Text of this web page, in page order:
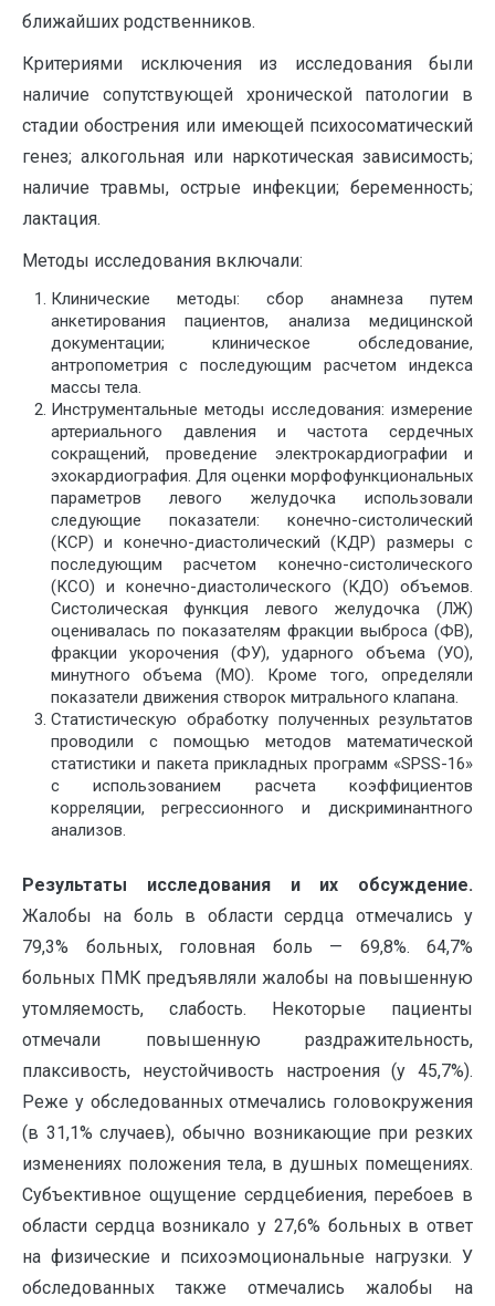
ближайших родственников.
Критериями исключения из исследования были
наличие сопутствующей хронической патологии в
стадии обострения или имеющей психосоматический
генез; алкогольная или наркотическая зависимость;
наличие травмы, острые инфекции; беременность;
лактация.
Методы исследования включали:
Клинические методы: сбор анамнеза путем
анкетирования пациентов, анализа медицинской
документации; клиническое обследование,
антропометрия с последующим расчетом индекса
массы тела.
Инструментальные методы исследования: измерение
артериального давления и частота сердечных
сокращений, проведение электрокардиографии и
эхокардиография. Для оценки морфофункциональных
параметров левого желудочка использовали
следующие показатели: конечно-систолический
(КСР) и конечно-диастолический (КДР) размеры с
последующим расчетом конечно-систолического
(КСО) и конечно-диастолического (КДО) объемов.
Систолическая функция левого желудочка (ЛЖ)
оценивалась по показателям фракции выброса (ФВ),
фракции укорочения (ФУ), ударного объема (УО),
минутного объема (МО). Кроме того, определяли
показатели движения створок митрального клапана.
Статистическую обработку полученных результатов
проводили с помощью методов математической
статистики и пакета прикладных программ «SPSS-16»
с использованием расчета коэффициентов
корреляции, регрессионного и дискриминантного
анализов.
Результаты исследования и их обсуждение.
Жалобы на боль в области сердца отмечались у
79,3% больных, головная боль — 69,8%. 64,7%
больных ПМК предъявляли жалобы на повышенную
утомляемость, слабость. Некоторые пациенты
отмечали повышенную раздражительность,
плаксивость, неустойчивость настроения (у 45,7%).
Реже у обследованных отмечались головокружения
(в 31,1% случаев), обычно возникающие при резких
изменениях положения тела, в душных помещениях.
Субъективное ощущение сердцебиения, перебоев в
области сердца возникало у 27,6% больных в ответ
на физические и психоэмоциональные нагрузки. У
обследованных также отмечались жалобы на